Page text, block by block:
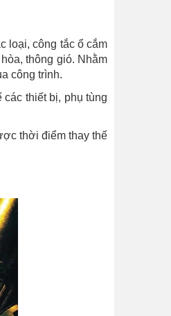
loại, công tắc ổ cắm
thông gió. Nhằm
công trình.
thiết bị, phụ tùng
thời điểm thay thế